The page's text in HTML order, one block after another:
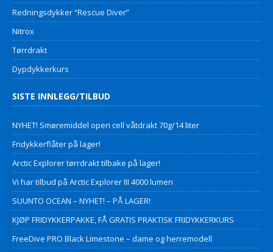
Redningsdykker “Rescue Diver”
Nitrox
Tørrdrakt
Dypdykkerkurs
SISTE INNLEGG/TILBUD
NYHET! Smøremiddel open cell våtdrakt 70g/14 liter
Fridykkerflåter på lager!
Arctic Explorer tørrdrakt tilbake på lager!
Vi har tilbud på Arctic Explorer III 4000 lumen
SUUNTO OCEAN – NYHET! – PÅ LAGER!
KJØP FRIDYKKERPAKKE, FÅ GRATIS PRAKTISK FRIDYKKERKURS
FreeDive PRO Black Limestone – dame og herremodell